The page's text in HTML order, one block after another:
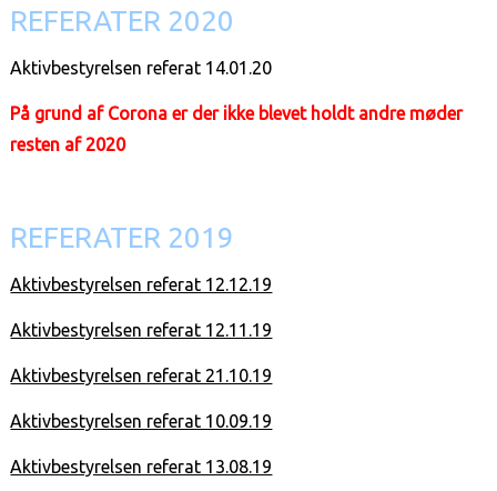
REFERATER 2020
Aktivbestyrelsen referat 14.01.20
På grund af Corona er der ikke blevet holdt andre møder
resten af 2020
REFERATER 2019
Aktivbestyrelsen referat 12.12.19
Aktivbestyrelsen referat 12.11.19
Aktivbestyrelsen referat 21.10.19
Aktivbestyrelsen referat 10.09.19
Aktivbestyrelsen referat 13.08.19